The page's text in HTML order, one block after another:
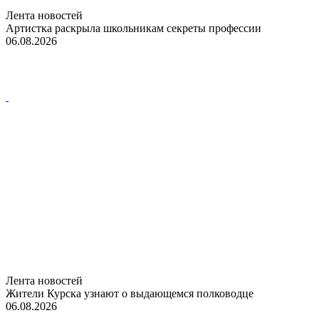
Лента новостей
Артистка раскрыла школьникам секреты профессии
06.08.2026
Лента новостей
Жители Курска узнают о выдающемся полководце
06.08.2026